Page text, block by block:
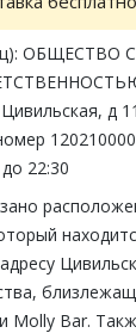
ОБЩЕСТВО С
д
22:30
Molly Bar.